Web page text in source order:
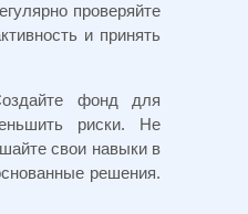
проверяйте
и принять
фонд для
риски. Не
свои навыки в
решения.